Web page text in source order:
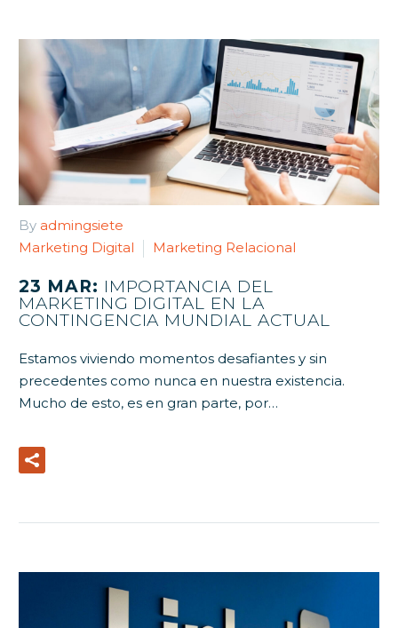
By admingsiete
Marketing Digital
Marketing Relacional
23 MAR: IMPORTANCIA DEL
MARKETING DIGITAL EN LA
CONTINGENCIA MUNDIAL ACTUAL
Estamos viviendo momentos desafiantes y sin
precedentes como nunca en nuestra existencia.
Mucho de esto, es en gran parte, por…